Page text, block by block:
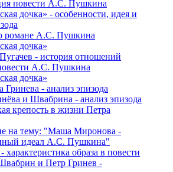
повести А.С. Пушкина
дочка» - особенности, идея и
романе А.С. Пушкина
дочка»
- история отношений
А.С. Пушкина
дочка»
Гринева - анализ эпизода
и Швабрина - анализ эпизода
крепость в жизни Петра
на тему: "Маша Миронова -
идеал А.С. Пушкина"
характеристика образа в повести
и Петр Гринев -